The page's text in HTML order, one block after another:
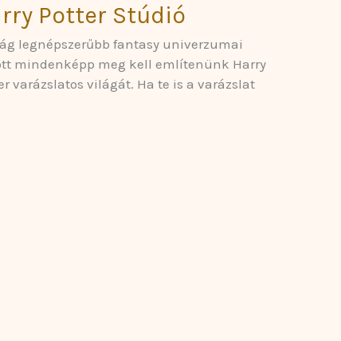
Potter Stúdió
legnépszerűbb fantasy univerzumai
mindenképp meg kell említenünk Harry
varázslatos világát. Ha te is a varázslat